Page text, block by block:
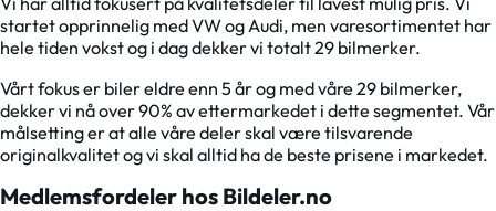
startet opprinnelig med VW og Audi, men varesortimentet har
hele tiden vokst og i dag dekker vi totalt 29 bilmerker.
Vårt fokus er biler eldre enn 5 år og med våre 29 bilmerker,
dekker vi nå over 90% av ettermarkedet i dette segmentet. Vår
målsetting er at alle våre deler skal være tilsvarende
originalkvalitet og vi skal alltid ha de beste prisene i markedet.
Medlemsfordeler hos Bildeler.no